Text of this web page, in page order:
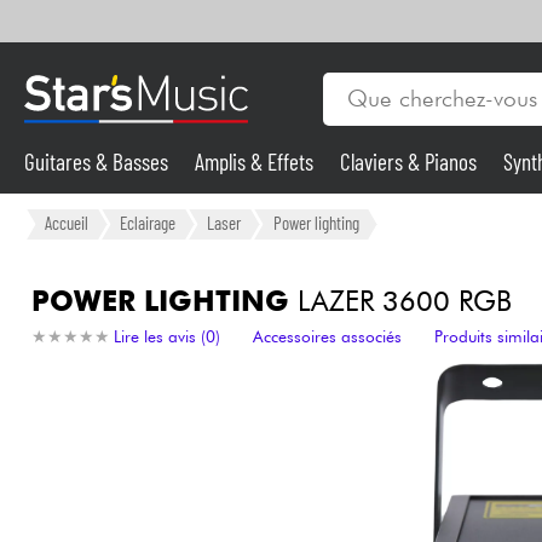
Guitares & Basses
Synthés & Sampleurs
Micros & HF
Guitares & Basses Amplis & Effets Claviers & Pianos
Accueil Eclairage Laser Power lighting
POWER LIGHTING LAZER 3600 RGB
★ ★ ★ ★ ★
★ ★ ★ ★ ★ Lire les avis (0) Accessoires associés Produits